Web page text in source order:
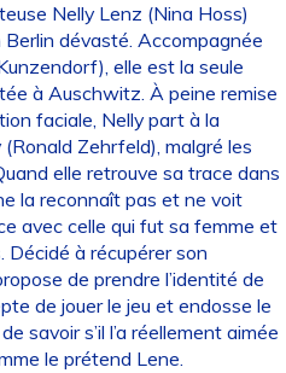
Nelly Lenz (Nina Hoss)
dévasté. Accompagnée
elle est la seule
à Auschwitz. À peine remise
faciale, Nelly part à la
Zehrfeld), malgré les
elle retrouve sa trace dans
la reconnaît pas et ne voit
avec celle qui fut sa femme et
Décidé à récupérer son
de prendre l’identité de
de jouer le jeu et endosse le
savoir s’il l’a réellement aimée
le prétend Lene.